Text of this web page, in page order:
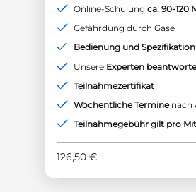
126,50 €
Online-Schulung ca. 90-120
Gefährdung durch Gase
Bedienung und Spezifikation
Unsere Experten
Teilnahmezertifikat
Wöchentliche Terminenach
Teilnahmegebühr gilt pro